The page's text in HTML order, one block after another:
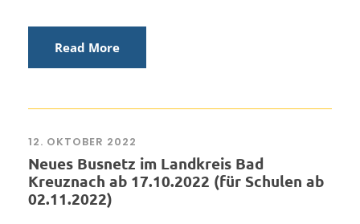
Read More
12. OKTOBER 2022
Neues Busnetz im Landkreis Bad
Kreuznach ab 17.10.2022 (für Schulen ab
02.11.2022)